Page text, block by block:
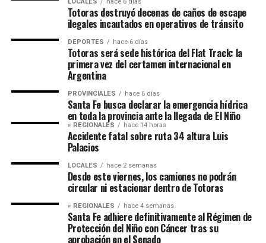
Totoras destruyó decenas de caños de escape
ilegales incautados en operativos de tránsito
DEPORTES hace 6 días
Totoras será sede histórica del Flat Track: la
primera vez del certamen internacional en
Argentina
PROVINCIALES hace 6 días
Santa Fe busca declarar la emergencia hídrica
en toda la provincia ante la llegada de El Niño
» REGIONALES hace 14 horas
Accidente fatal sobre ruta 34 altura Luis
Palacios
LOCALES hace 2 semanas
Desde este viernes, los camiones no podrán
circular ni estacionar dentro de Totoras
» REGIONALES hace 4 semanas
Santa Fe adhiere definitivamente al Régimen de
Protección del Niño con Cáncer tras su
aprobación en el Senado